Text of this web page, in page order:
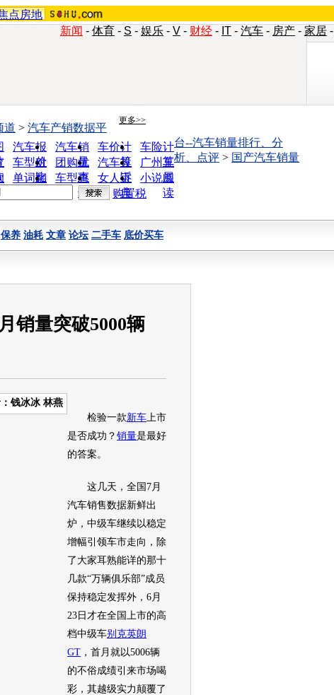
点房地
新闻 - 体育 - S - 娱乐 - V - 财经 - IT - 汽车 - 房产 - 家居 -
更多>>
汽车报
价
汽车销
量
车价计
算
车险计
算
车型对
比
团购优
惠
汽车投
诉
广州车
展
单词翻
车型查
询
女人宝
典
小说阅
读
道 > 汽车产销数据平
台--汽车销量排行、分
析、点评 > 国产汽车销量
购置税
保养 油耗 文章 论坛 二手车 底价买车
销量突破5000辆
钱冰冰 林燕
检验一款新车 上市
是否成功？ 销量是最好
的答案。
这几天，全国7月
汽车销售数据新鲜出
炉，中级车继续以稳定
增幅引领车市走向，除
了大家耳熟能详的那十
几款“万辆俱乐部”成员
保持稳定发挥外，6月
23日才在全国上市的高
档中级车别克英朗
GT ，首月就以5006辆
的不俗成绩引来市场喝
彩，其越级实力颠覆了